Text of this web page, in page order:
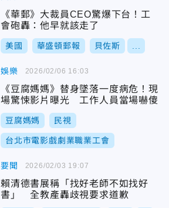
《華郵》大裁員CEO驚爆下台！工
會砲轟：他早就該走了
美國 華盛頓郵報 貝佐斯
娛樂
《豆腐媽媽》替身墜落一度病危！現
場驚悚影片曝光 工作人員當場嚇傻
豆腐媽媽 民視
台北市電影戲劇業職業工會
2026/02/06 16:03
要聞
賴清德書展稱「找好老師不如找好
書」 全教產轟歧視要求道歉
2026/02/03 19:07